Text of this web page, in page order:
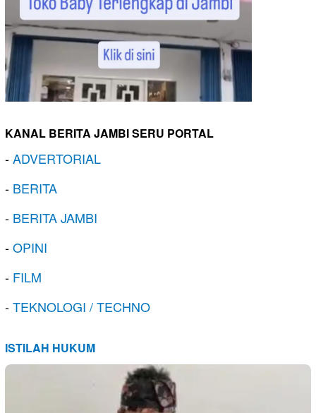
KANAL BERITA JAMBI SERU PORTAL
-ADVERTORIAL
- BERITA
- BERITA JAMBI
-OPINI
- FILM
-TEKNOLOGI / TECHNO
ISTILAH HUKUM